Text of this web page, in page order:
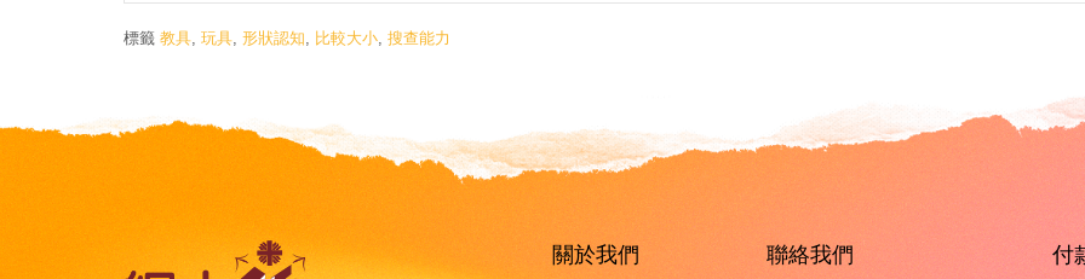
標籤 教具 玩具 形狀認知 比較大小 搜查能力
關於我們 聯絡我們 付